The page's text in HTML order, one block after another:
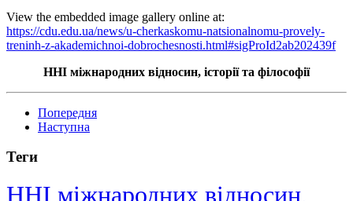
View the embedded image gallery online at:
https://cdu.edu.ua/news/u-cherkaskomu-natsionalnomu-provely-
treninh-z-akademichnoi-dobrochesnosti.html#sigProId2ab202439f
ННІ міжнародних відносин, історії та філософії
Попередня
Наступна
Теги
ННІ міжнародних відносин,